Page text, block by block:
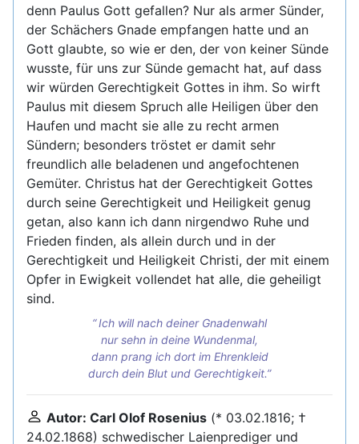
denn Paulus Gott gefallen? Nur als armer Sünder,
der Schächers Gnade empfangen hatte und an
Gott glaubte, so wie er den, der von keiner Sünde
wusste, für uns zur Sünde gemacht hat, auf dass
wir würden Gerechtigkeit Gottes in ihm. So wirft
Paulus mit diesem Spruch alle Heiligen über den
Haufen und macht sie alle zu recht armen
Sündern; besonders tröstet er damit sehr
freundlich alle beladenen und angefochtenen
Gemüter. Christus hat der Gerechtigkeit Gottes
durch seine Gerechtigkeit und Heiligkeit genug
getan, also kann ich dann nirgendwo Ruhe und
Frieden finden, als allein durch und in der
Gerechtigkeit und Heiligkeit Christi, der mit einem
Opfer in Ewigkeit vollendet hat alle, die geheiligt
sind.
Ich will nach deiner Gnadenwahl
nur sehn in deine Wundenmal,
dann prang ich dort im Ehrenkleid
durch dein Blut und Gerechtigkeit.
Autor: Carl Olof Rosenius (* 03.02.1816; †
24.02.1868) schwedischer Laienprediger und